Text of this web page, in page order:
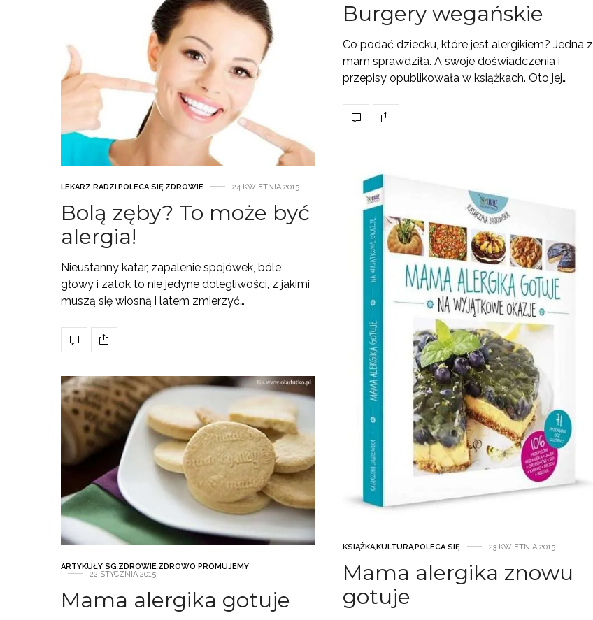
Burgery wegańskie
Co podać dziecku, które jest alergikiem? Jedna z
mam sprawdziła. A swoje doświadczenia i
przepisy opublikowała w książkach. Oto jej…
LEKARZ RADZI,POLECA SIĘ,ZDROWIE 24 KWIETNIA 2015
Bolą zęby? To może być
alergia!
Nieustanny katar, zapalenie spojówek, bóle
głowy i zatok to nie jedyne dolegliwości, z jakimi
muszą się wiosną i latem zmierzyć…
KSIĄŻKA,KULTURA,POLECA SIĘ 23 KWIETNIA 2015
Mama alergika znowu
gotuje
ARTYKUŁY SG,ZDROWIE,ZDROWO PROMUJEMY
22 STYCZNIA 2015
Mama alergika gotuje